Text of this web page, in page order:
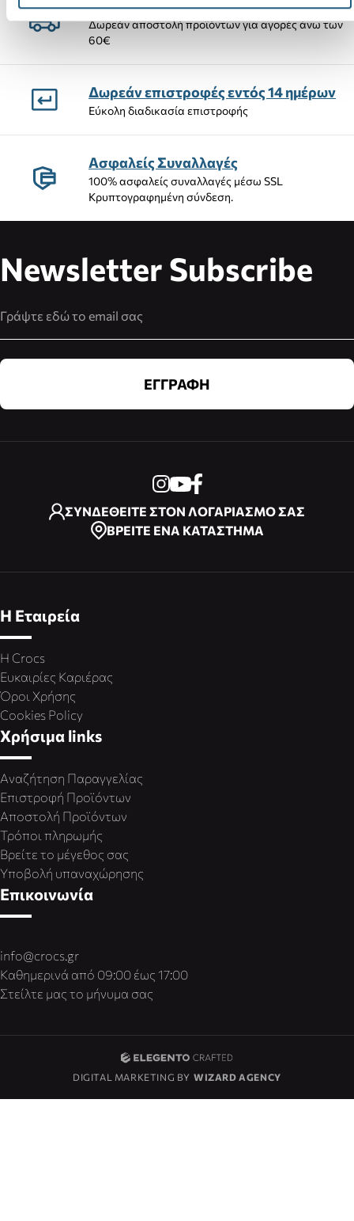
Αποστολές Προϊόντων
Δωρεάν αποστολή προϊόντων για αγορές άνω των
60€
Δωρεάν επιστροφές εντός 14 ημέρων
Εύκολη διαδικασία επιστροφής
Ασφαλείς Συναλλαγές
100% ασφαλείς συναλλαγές μέσω SSL
Κρυπτογραφημένη σύνδεση.
Newsletter Subscribe
ΕΓΓΡΑΦΗ
ΣΥΝΔΕΘΕΙΤΕ ΣΤΟΝ ΛΟΓΑΡΙΑΣΜΟ ΣΑΣ
ΒΡΕΙΤΕ ΕΝΑ ΚΑΤΑΣΤΗΜΑ
Η Εταιρεία
Η Crocs
Ευκαιρίες Καριέρας
Όροι Χρήσης
Cookies Policy
Χρήσιμα links
Αναζήτηση Παραγγελίας
Επιστροφή Προϊόντων
Αποστολή Προϊόντων
Τρόποι πληρωμής
Βρείτε το μέγεθος σας
Υποβολή υπαναχώρησης
Επικοινωνία
info@crocs.gr
Καθημερινά από 09:00 έως 17:00
Στείλτε μας το μήνυμα σας
DIGITAL MARKETING BY WIZARD AGENCY